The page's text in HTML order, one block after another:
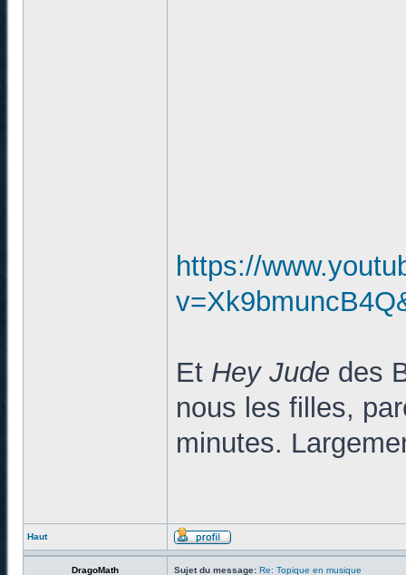
https://
Et Hey Jude des
nous les filles,
minutes.
Haut
DragoMath Sujet du message: Re: Topique en musique